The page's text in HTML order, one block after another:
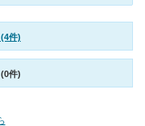
件)
件)